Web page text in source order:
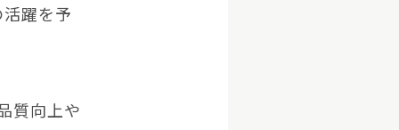
躍を予
質向上や